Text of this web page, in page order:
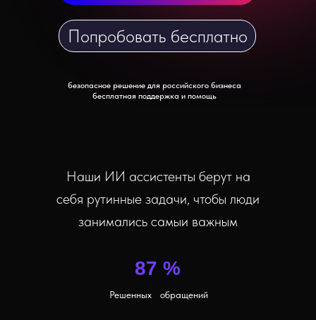
безопасное решение для российского бизнеса
бесплатная поддержка и помощь
Попробовать бесплатно
Решенных обращений
87 %
Наши ИИ ассистенты берут на
себя рутинные задачи, чтобы люди
занимались самыи важным